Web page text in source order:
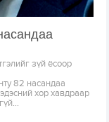
зүй ёсоор
82 насандаа
хор хавдраар